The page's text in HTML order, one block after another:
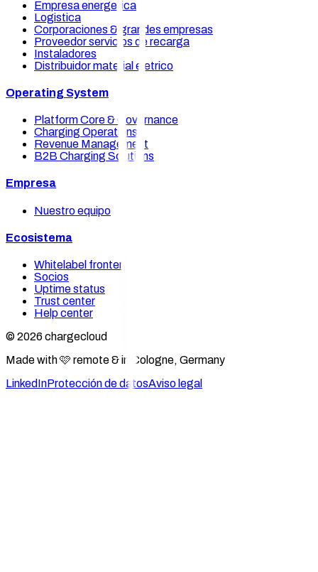
Empresa energetica
Logistica
Corporaciones & grandes empresas
Proveedor servicios de recarga
Instaladores
Distribuidor material eletrico
Operating System
Platform Core & Governance
Charging Operations
Revenue Management
B2B Charging Solutions
Empresa
Nuestro equipo
Ecosistema
Whitelabel frontends
Socios
Uptime status
Trust center
Help center
© 2026 chargecloud
Made with 🩷 remote & in Cologne, Germany
LinkedInProtección de datosAviso legal